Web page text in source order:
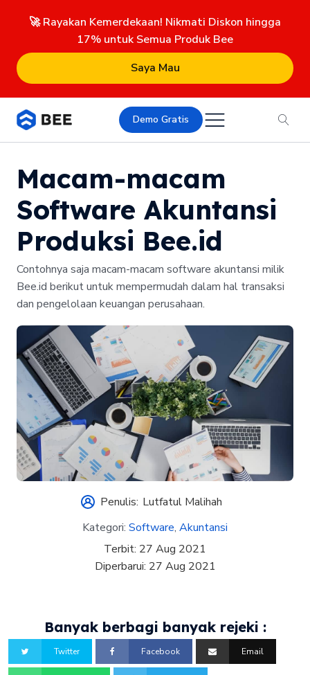
🚀 Rayakan Kemerdekaan! Nikmati Diskon hingga
17% untuk Semua Produk Bee
Saya Mau
Demo Gratis
Macam-macam
Software Akuntansi
Produksi Bee.id
Contohnya saja macam-macam software akuntansi milik
Bee.id berikut untuk mempermudah dalam hal transaksi
dan pengelolaan keuangan perusahaan.
Penulis: Lutfatul Malihah
Kategori: Software, Akuntansi
Terbit: 27 Aug 2021
Diperbarui: 27 Aug 2021
Banyak berbagi banyak rejeki :
Twitter Facebook Email